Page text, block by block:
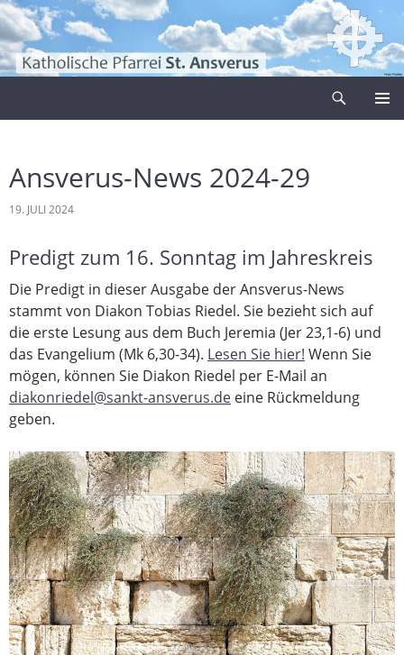
Zum
Inhalt
springen
Ansverus-News 2024-29
19. JULI 2024
Predigt zum 16. Sonntag im Jahreskreis
Die Predigt in dieser Ausgabe der Ansverus-News
stammt von Diakon Tobias Riedel. Sie bezieht sich auf
die erste Lesung aus dem Buch Jeremia (Jer 23,1-6) und
das Evangelium (Mk 6,30-34). Lesen Sie hier! Wenn Sie
mögen, können Sie Diakon Riedel per E-Mail an
diakonriedel@sankt-ansverus.de eine Rückmeldung
geben.